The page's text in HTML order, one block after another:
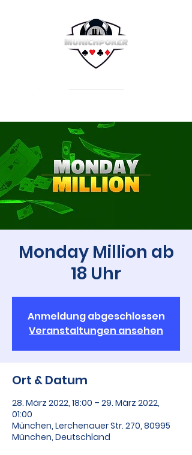
Monday Million ab
18 Uhr
Anmeldung abgeschlossen
Veranstaltungen ansehen
Ort & Datum
28. März 2022, 18:00 – 29. März 2022,
01:00
München, Lerchenauer Str. 270, 80995
München, Deutschland